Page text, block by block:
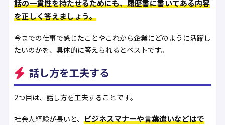
話の一貫性を持たせるためにも、履歴書に書いてある内容
を正しく答えましょう。
今までの仕事で感じたことやこれから企業にどのように活躍し
たいのかを、具体的に答えられるとベストです。
話し方を工夫する
2つ目は、話し方を工夫することです。
社会人経験が長いと、 ビジネスマナーや言葉遣いなどはで